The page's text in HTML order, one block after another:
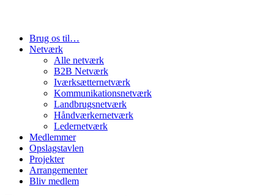
Brug os til…
Netværk
Alle netværk
B2B Netværk
Iværksætternetværk
Kommunikationsnetværk
Landbrugsnetværk
Håndværkernetværk
Ledernetværk
Medlemmer
Opslagstavlen
Projekter
Arrangementer
Bliv medlem